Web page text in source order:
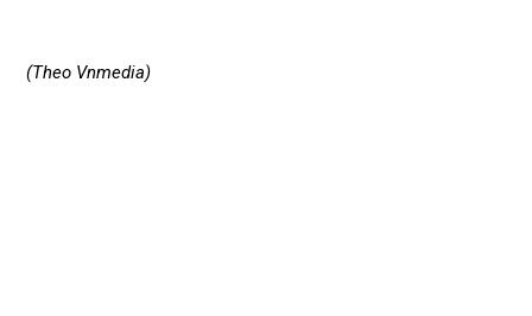
(Theo Vnmedia)